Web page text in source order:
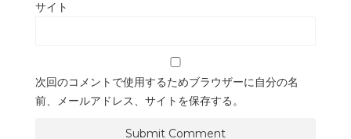
サイト
次回のコメントで使用するためブラウザーに自分の名
前、メールアドレス、サイトを保存する。